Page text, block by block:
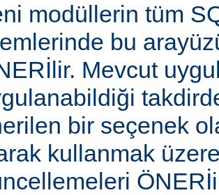
modüllerin tüm
bu
Mevcut
bir seçenek
kullanmak